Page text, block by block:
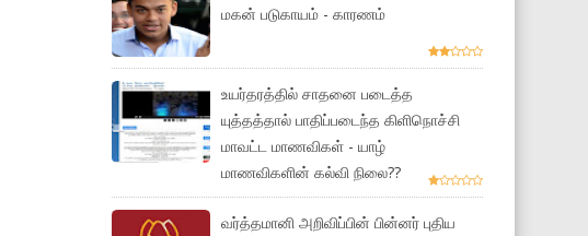
மகன் படுகாயம் - காரணம்
உயர்தரத்தில் சாதனை படைத்த
யுத்தத்தால் பாதிப்படைந்த கிளிநொச்சி
மாவட்ட மாணவிகள் - யாழ்
மாணவிகளின் கல்வி நிலை??
வர்த்தமானி அறிவிப்பின் பின்னர் புதிய